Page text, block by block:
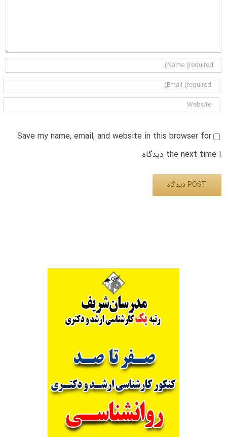
Save my name, email, and website in this browser for
the next time I دیدگاه.